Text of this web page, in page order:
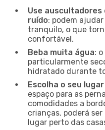
Use auscultadores
ruído: podem
tranquilo, o que
confortável.
Beba muita água:
particularmente
hidratado durante
Escolha o seu
espaço para as
comodidades a
crianças, poderá
lugar perto das